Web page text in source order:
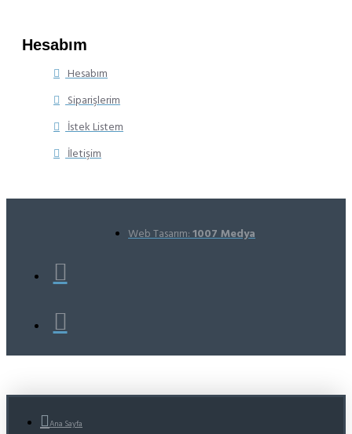
Hesabım
Hesabım
Siparişlerim
İstek Listem
İletişim
Web Tasarım:1007 Medya
Ana Sayfa